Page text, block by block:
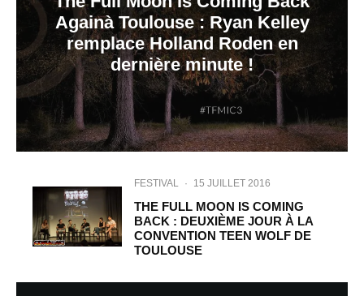
Againà Toulouse : Ryan Kelley
remplace Holland Roden en
dernière minute !
FESTIVAL · 15 JUILLET 2016
THE FULL MOON IS COMING
BACK : DEUXIÈME JOUR À LA
CONVENTION TEEN WOLF DE
TOULOUSE